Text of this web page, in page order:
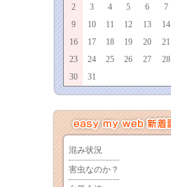
2
3 4 5 6 7
9
10 11 12 13 14
16
17 18 19 20 21
23
24 25 26 27 28
30
31